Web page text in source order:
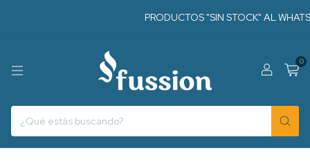
PRODUCTOS "SIN STOCK" AL WHATSAPP
0